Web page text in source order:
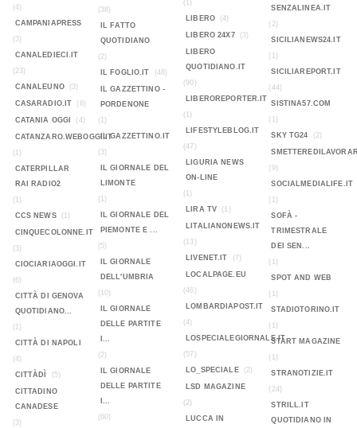
(4)
CAMPANIAPRESS
(3)
CANALEDIECI.IT
(23)
CANALEUNO
(3)
CASARADIO.IT (6)
CATANIA OGGI (4)
CATANZARO.WEBOGGI.IT
(1)
CATERPILLAR
RAI RADIO2
(1)
CCS NEWS
(1)
CINQUECOLONNE.IT
(3)
CIOCIARIAOGGI.IT
(6)
CITTÀ DI GENOVA
QUOTIDIANO...
(1)
CITTÀ DI NAPOLI
(4)
CITTÀDÌ
(5)
CITTADINO
CANADESE
(3)
(38)
IL FATTO
QUOTIDIANO
(2)
IL FOGLIO.IT
(48)
IL GAZZETTINO -
PORDENONE
(1)
IL GAZZETTINO.IT
(3)
IL GIORNALE DEL
LIMONTE
(1)
IL GIORNALE DEL
PIEMONTE E ...
(5)
IL GIORNALE
DELL'UMBRIA
(10)
IL GIORNALE
DELLE PARTITE
I...
(2)
IL GIORNALE
DELLE PARTITE
I...
(60)
(1)
LIBERO
(4)
LIBERO 24X7 (3)
LIBERO
QUOTIDIANO.IT
(90)
LIBEROREPORTER.IT
(1)
LIFESTYLEBLOG.IT
(47)
LIGURIA NEWS
ON-LINE
(1)
LIRA TV
(1)
LITALIANONEWS.IT
(13)
LIVENET.IT
(7)
LOCALPAGE.EU
(46)
LOMBARDIAPOST.IT
(4)
LOSPECIALEGIORNALE.IT
(57)
LO_SPECIALE
(2)
LSD MAGAZINE
(2)
LUCCA IN
SENZALINEA.IT
(2)
SICILIANEWS24.IT
(1)
SICILIAREPORT.IT
(44)
SISTINA57.COM
(1)
SKY TG24
(2)
(9)
SOCIALMEDIALIFE.IT
(1)
SOFÀ -
TRIMESTRALE
DEI SEN...
(1)
SPOT AND WEB
(1)
STADIOTORINO.IT
(1)
START MAGAZINE
(1)
STRANOTIZIE.IT
(24)
STRILL.IT
QUOTIDIANO IN